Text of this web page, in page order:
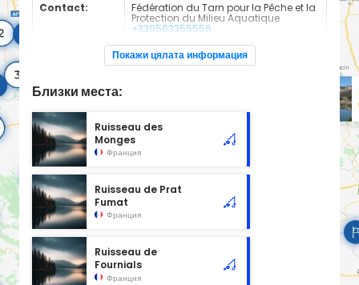
Contact:
Fédération du Tarn pour la Pêche et la
Protection du Milieu Aquatique
+330563355556
Cours d'eau classé en 2ème catégorie à l'emplacement
sélectionné, d'une longueur de 1.81 km.
Покажи цялата информация
Близки места:
Ruisseau des
Monges
Франция
Ruisseau de Prat
Fumat
Франция
Ruisseau de
Fournials
Франция